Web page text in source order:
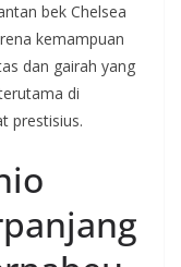
bek Chelsea
kemampuan
dan gairah yang
di
prestisius.